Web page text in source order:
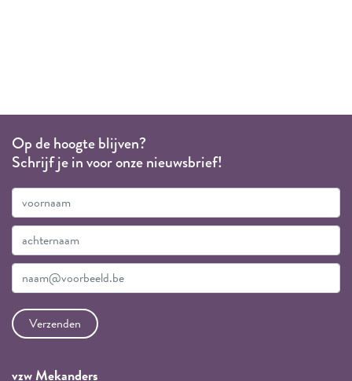
Op de hoogte blijven?
Schrijf je in voor onze nieuwsbrief!
vzw Mekanders